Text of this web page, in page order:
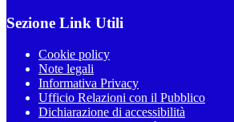
Sezione Link Utili
Cookie policy
Note legali
Informativa Privacy
Ufficio Relazioni con il Pubblico
Dichiarazione di accessibilità